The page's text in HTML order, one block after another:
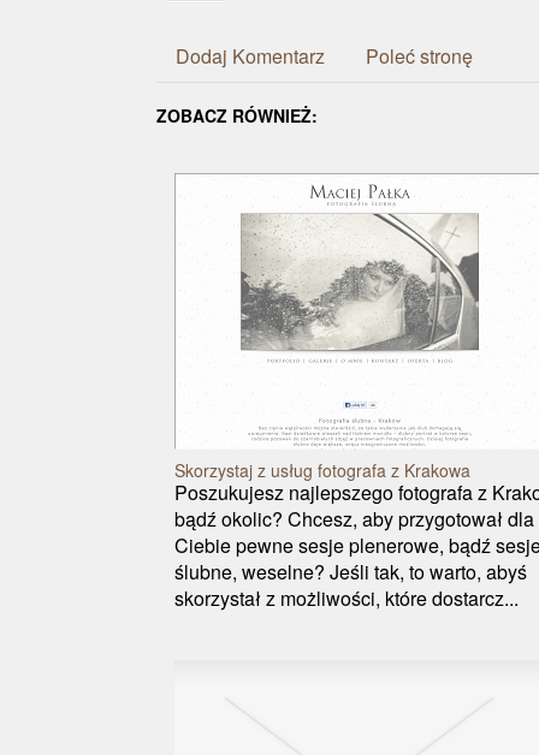
Dodaj Komentarz Poleć stronę
ZOBACZ RÓWNIEŻ:
Skorzystaj z usług fotografa z Krakowa
Poszukujesz najlepszego fotografa z
bądź okolic? Chcesz, aby przygotował dla
Ciebie pewne sesje plenerowe, bądź
ślubne, weselne? Jeśli tak, to warto, abyś
skorzystał z możliwości, które dostarcz...